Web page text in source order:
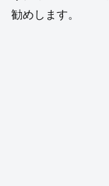
勧めします。